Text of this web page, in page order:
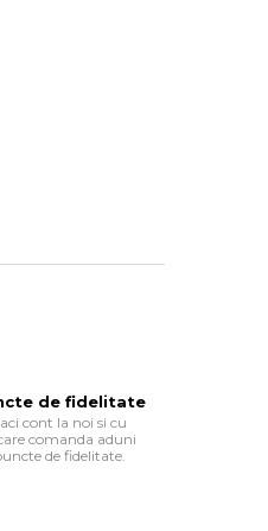
de fidelitate
cont la noi si cu
comanda aduni
de fidelitate.